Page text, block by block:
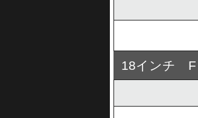
18インチ F